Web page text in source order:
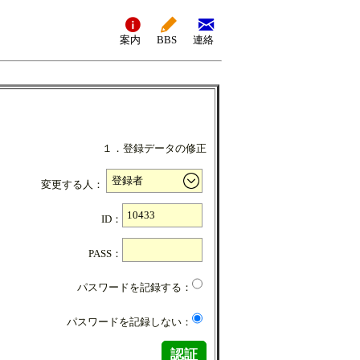
案内 BBS 連絡
１．登録データの修正
変更する人：
ID：
PASS：
パスワードを記録する：
パスワードを記録しない：
認証